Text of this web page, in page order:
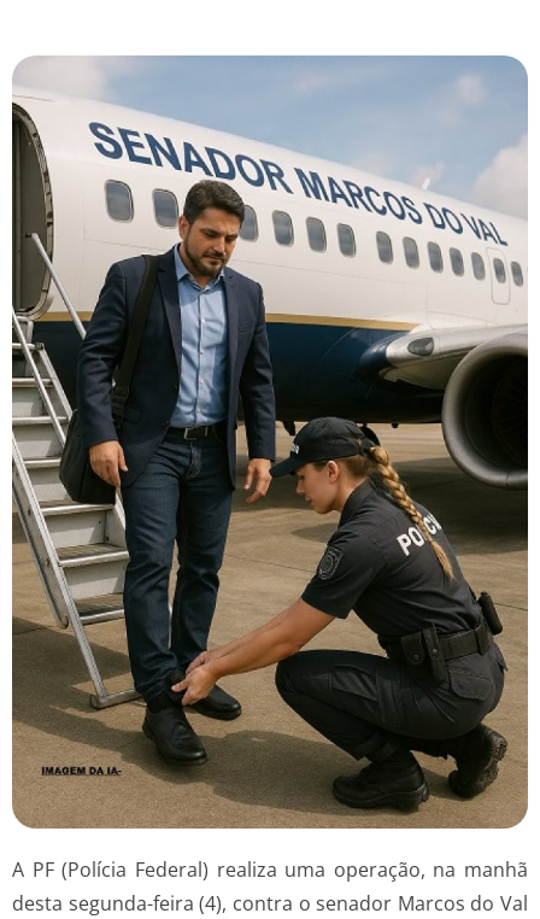
A PF (Polícia Federal) realiza uma operação, na manhã
desta segunda-feira (4), contra o senador Marcos do Val